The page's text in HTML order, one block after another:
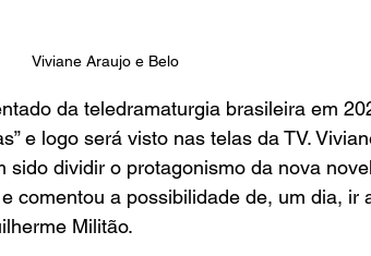
Viviane Araujo e Belo
da teledramaturgia brasileira em
e logo será visto nas telas da TV.
sido dividir o protagonismo da nova
comentou a possibilidade de, um dia, ir
Militão.